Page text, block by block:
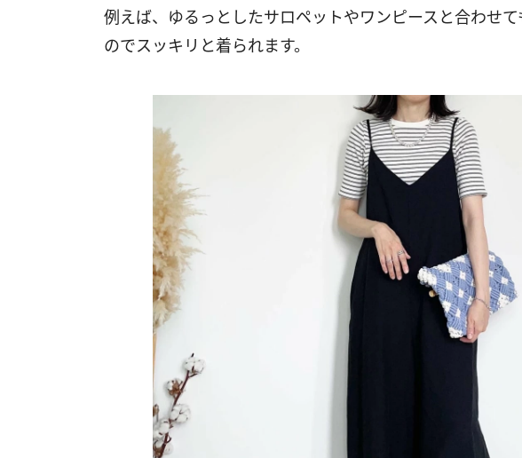
例えば、ゆるっとしたサロペットやワンピースと合わせ
のでスッキリと着られます。